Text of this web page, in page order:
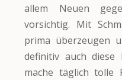
allem Neuen
vorsichtig. Mit
prima überzeugen
definitiv auch diese
mache täglich tolle